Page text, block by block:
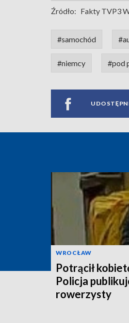
Źródło: Fakty TVP3
#samochód
#niemcy #pod
WROCŁAW
Potrącił
Policja
rowerzysty